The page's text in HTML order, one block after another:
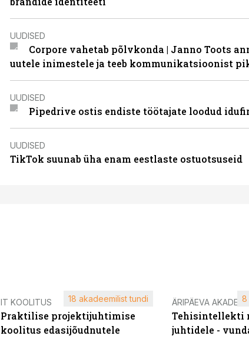
UUDISED
Corpore vahetab põlvkonda | Janno Toots
uutele inimestele ja teeb kommunikatsioonist
UUDISED
Pipedrive ostis endiste töötajate loodud
UUDISED
TikTok suunab üha enam eestlaste ostuotsuseid
IT KOOLITUS
Praktilise projektijuhtimise
koolitus edasijõudnutele
18 akadeemilist tundi ÄRIPÄEVA
Tehisintellekti
juhtidele -
8